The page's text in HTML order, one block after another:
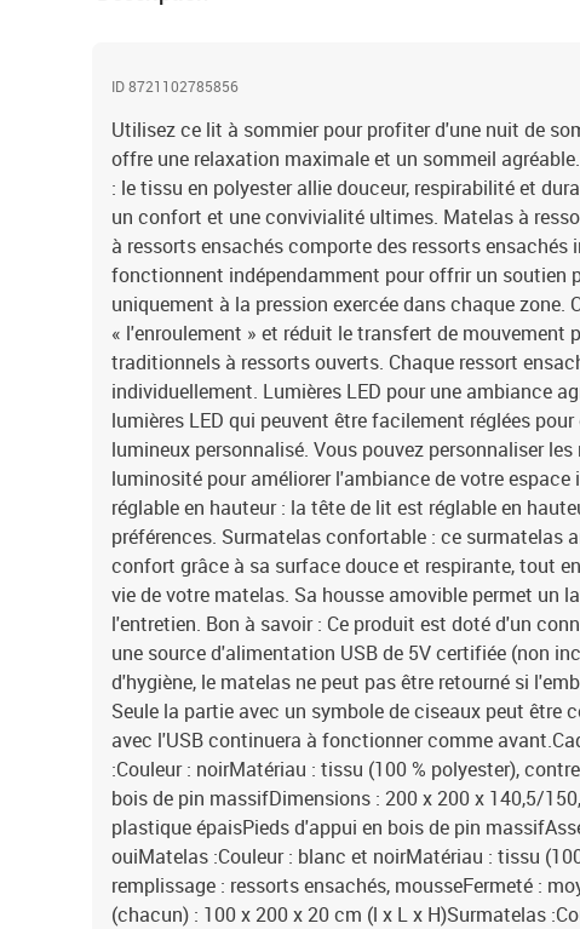
ID 8721102785856
Utilisez ce lit à sommier pour profiter d'une nuit de
offre une relaxation maximale et un sommeil
: le tissu en polyester allie douceur, respirabilité et
un confort et une convivialité ultimes. Matelas à
à ressorts ensachés comporte des ressorts ensachés
fonctionnent indépendamment pour offrir un soutien
uniquement à la pression exercée dans chaque zone.
« l'enroulement » et réduit le transfert de mouvement
traditionnels à ressorts ouverts. Chaque ressort
individuellement. Lumières LED pour une ambiance
lumières LED qui peuvent être facilement réglées
lumineux personnalisé. Vous pouvez personnaliser
luminosité pour améliorer l'ambiance de votre espace
réglable en hauteur : la tête de lit est réglable en
préférences. Surmatelas confortable : ce surmatelas
confort grâce à sa surface douce et respirante, tout
vie de votre matelas. Sa housse amovible permet un
l'entretien. Bon à savoir : Ce produit est doté d'un
une source d'alimentation USB de 5V certifiée (non
d'hygiène, le matelas ne peut pas être retourné si
Seule la partie avec un symbole de ciseaux peut être
avec l'USB continuera à fonctionner comme
:Couleur : noirMatériau : tissu (100 % polyester),
bois de pin massifDimensions : 200 x 200 x 140,5/
plastique épaisPieds d'appui en bois de pin
ouiMatelas :Couleur : blanc et noirMatériau : tissu
remplissage : ressorts ensachés, mousseFermeté :
(chacun) : 100 x 200 x 20 cm (l x L x H)Surmatelas